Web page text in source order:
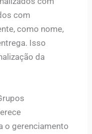
com
como nome,
Isso
da
o gerenciamento